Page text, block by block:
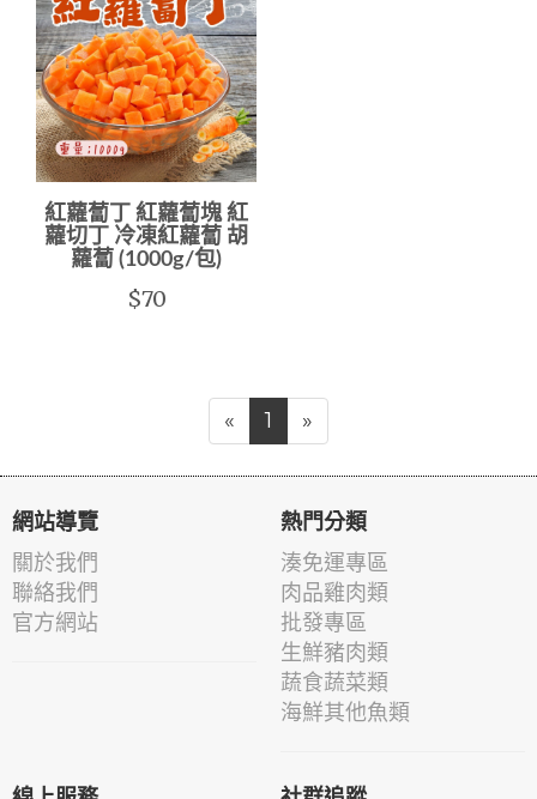
紅蘿蔔丁 紅蘿蔔塊 紅
蘿切丁 冷凍紅蘿蔔 胡
蘿蔔 (1000g/包)
$70
« 1 »
網站導覽
關於我們
聯絡我們
官方網站
熱門分類
湊免運專區
肉品雞肉類
批發專區
生鮮豬肉類
蔬食蔬菜類
海鮮其他魚類